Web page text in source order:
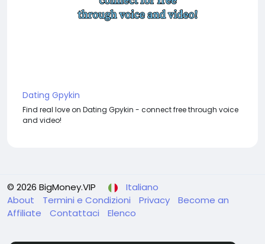
Dating Gpykin
Find real love on Dating Gpykin - connect free through voice
and video!
© 2026 BigMoney.VIP
Italiano
About
Termini e Condizioni Privacy
Become an
Affiliate
Contattaci Elenco